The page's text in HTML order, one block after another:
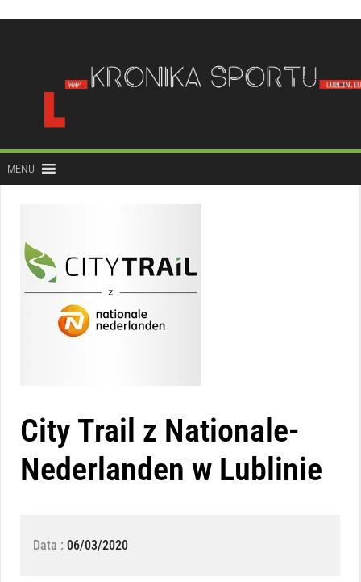
treści
MENU
City Trail z Nationale-
Nederlanden w Lublinie
Data : 06/03/2020